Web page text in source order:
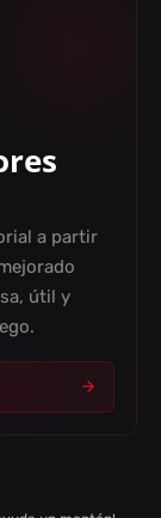
a partir
útil y